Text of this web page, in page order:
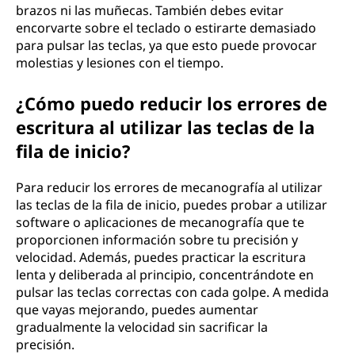
brazos ni las muñecas. También debes evitar
encorvarte sobre el teclado o estirarte demasiado
para pulsar las teclas, ya que esto puede provocar
molestias y lesiones con el tiempo.
¿Cómo puedo reducir los errores de
escritura al utilizar las teclas de la
fila de inicio?
Para reducir los errores de mecanografía al utilizar
las teclas de la fila de inicio, puedes probar a utilizar
software o aplicaciones de mecanografía que te
proporcionen información sobre tu precisión y
velocidad. Además, puedes practicar la escritura
lenta y deliberada al principio, concentrándote en
pulsar las teclas correctas con cada golpe. A medida
que vayas mejorando, puedes aumentar
gradualmente la velocidad sin sacrificar la
precisión.